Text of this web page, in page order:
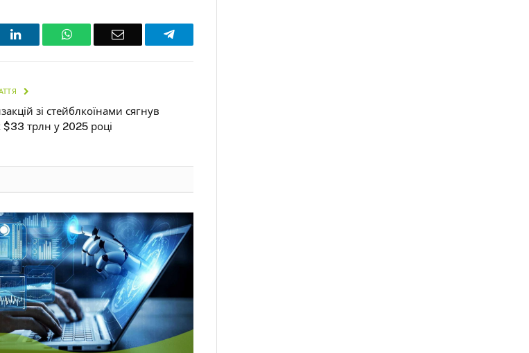
LinkedIn WhatsAppEmail Telegram
зі стейблкоїнами сягнув
$33 трлн у 2025 році